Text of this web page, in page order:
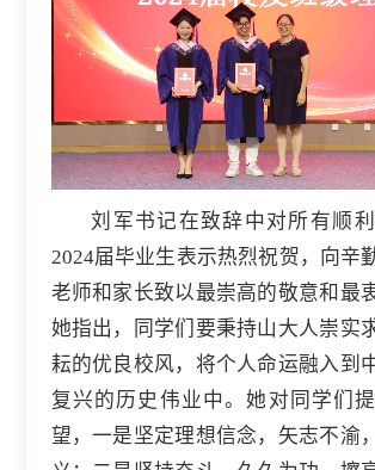
刘军书记在致辞中对所有顺
2024届毕业生表示热烈祝贺，向辛
老师和家长致以最崇高的敬意和最
她指出，同学们要秉持山大人崇实
耘的优良校风，将个人命运融入到
复兴的历史伟业中。她对同学们
望，一是坚定理想信念，矢志不渝